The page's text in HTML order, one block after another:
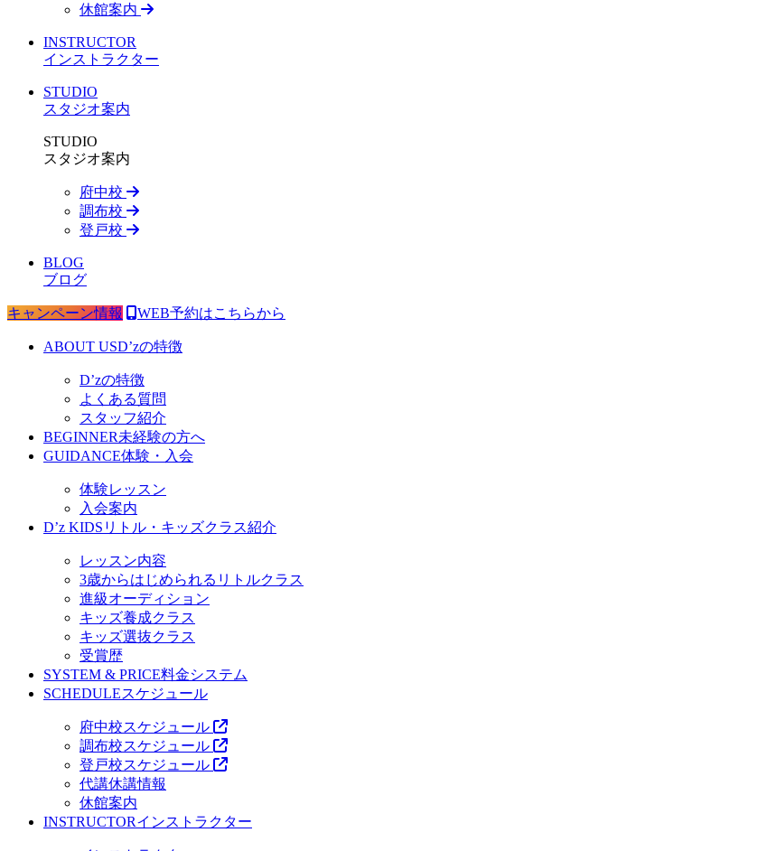
休館案内
INSTRUCTOR
インストラクター
STUDIO
スタジオ案内
STUDIO
スタジオ案内
府中校
調布校
登戸校
BLOG
ブログ
キャンペーン情報 WEB予約はこちらから
ABOUT USD’zの特徴
D’zの特徴
よくある質問
スタッフ紹介
BEGINNER未経験の方へ
GUIDANCE体験・入会
体験レッスン
入会案内
D’z KIDS リトル・キッズクラス紹介
レッスン内容
3歳からはじめられるリトルクラス
進級オーディション
キッズ養成クラス
キッズ選抜クラス
受賞歴
SYSTEM & PRICE料金システム
SCHEDULEスケジュール
府中校スケジュール
調布校スケジュール
登戸校スケジュール
代講休講情報
休館案内
INSTRUCTORインストラクター